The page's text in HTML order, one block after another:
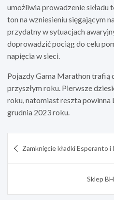
umożliwia prowadzenie składu
ton na wzniesieniu sięgającym
przydatny w sytuacjach
doprowadzić pociąg do celu
napięcia w sieci.
Pojazdy Gama Marathon trafią
przyszłym roku. Pierwsze
roku, natomiast reszta
grudnia 2023 roku.
wpisu
Zamknięcie kładki Esperanto i
Sklep